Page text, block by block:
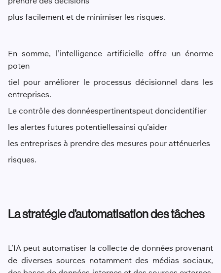
plus facilement et de minimiser les risques.
En somme, l’intelligence artificielle offre un énorme
poten
tiel pour améliorer le processus décisionnel dans les
entreprises.
L e contrôle des donnéespertinentspeut doncidentifier
les alertes futures potentiellesainsi qu’aider
les entreprises à prendre des mesures pour atténuerles
risques.
La stratégie d’automatisation des tâches
L’IA peut automatiser la collecte de données provenant
de diverses sources notamment des médias sociaux,